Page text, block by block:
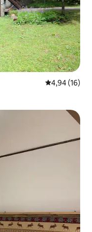
Gemiddelde
4,94 (16)